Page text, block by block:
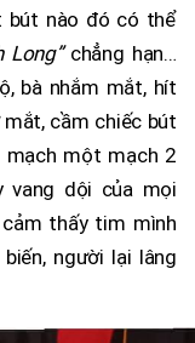
bút nào đó có thể
Long”chẳng hạn…
bà nhắm mắt, hít
cầm chiếc bút
mạch một mạch 2
dội của mọi
thấy tim mình
người lại lâng